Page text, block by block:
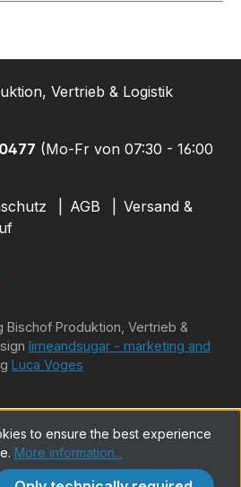
Vertrieb & Logistik
(Mo-Fr von 07:30 - 16:00
AGB
Versand &
Produktion, Vertrieb &
limeandsugar - marketing and
Luca Voges
to ensure the best experience
More information...